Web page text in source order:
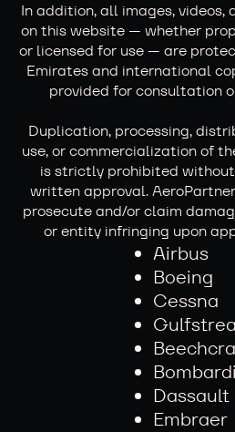
In addition, all images,
on this website — whether
or licensed for use — are
Emirates and international
provided for consultation
Duplication, processing,
use, or commercialization of
is strictly prohibited
written approval.
prosecute and/or claim
or entity infringing upon
Airbus
Boeing
Cessna
Dassault
Embraer